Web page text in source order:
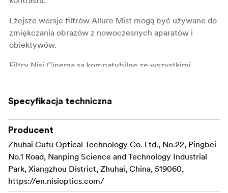
Lżejsze wersje filtrów Allure Mist mogą być używane do
zmiękczania obrazów z nowoczesnych aparatów i
obiektywów.
Filtry Nisi Cinema są kompatybilne ze wszystkimi
mm.
Specyfikacja techniczna
Producent
Zhuhai Cufu Optical Technology Co. Ltd., No.22, Pingbei
No.1 Road, Nanping Science and Technology Industrial
Park, Xiangzhou District, Zhuhai, China, 519060,
https://en.nisioptics.com/